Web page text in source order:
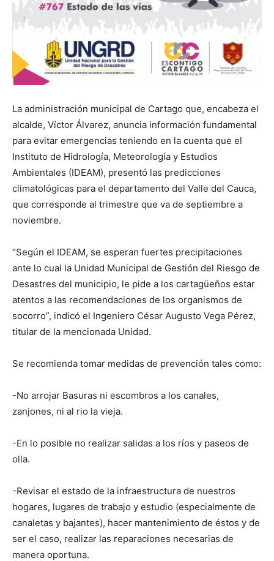
La administración municipal de Cartago que, encabeza el
alcalde, Víctor Álvarez, anuncia información fundamental
para evitar emergencias teniendo en la cuenta que el
Instituto de Hidrología, Meteorología y Estudios
Ambientales (IDEAM), presentó las predicciones
climatológicas para el departamento del Valle del Cauca,
que corresponde al trimestre que va de septiembre a
noviembre.
“Según el IDEAM, se esperan fuertes precipitaciones
ante lo cual la Unidad Municipal de Gestión del Riesgo de
Desastres del municipio, le pide a los cartagüeños estar
atentos a las recomendaciones de los organismos de
socorro”, indicó el Ingeniero César Augusto Vega Pérez,
titular de la mencionada Unidad.
Se recomienda tomar medidas de prevención tales como:
-No arrojar Basuras ni escombros a los canales,
zanjones, ni al rio la vieja.
-En lo posible no realizar salidas a los ríos y paseos de
olla.
-Revisar el estado de la infraestructura de nuestros
hogares, lugares de trabajo y estudio (especialmente de
canaletas y bajantes), hacer mantenimiento de éstos y de
ser el caso, realizar las reparaciones necesarias de
manera oportuna.